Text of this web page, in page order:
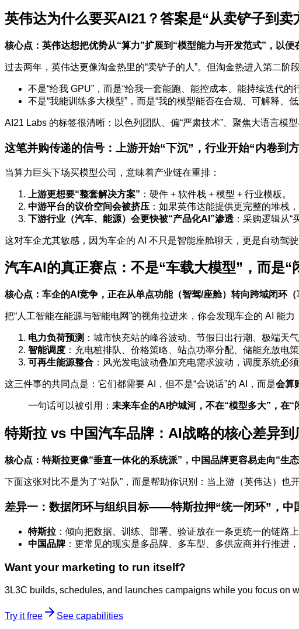
英伟达为什么要买AI21？答案是“从卖铲子到卖
核心点：英伟达想把优势从“算力”扩展到“模型能力与开发范式”，以便
过去两年，英伟达更像淘金热里的“卖铲子的人”。但淘金热进入第二阶
不是“给我 GPU”，而是“给我一套能跑、能控成本、能持续迭代的
不是“我能训练多大模型”，而是“我的模型能否在合规、可解释、
AI21 Labs 的标签很清晰：以色列团队、偏“严肃技术”、聚焦大语言模
这笔并购传递的信号：上游开始“下沉”，行业开始“内卷到
当算力巨头下场买模型公司，意味着产业链在重排：
上游更想要“整套解决方案” ：硬件 + 软件栈 + 模型 + 行业模板。
中游平台的议价空间会被挤压 ：如果英伟达能提供更完整的堆栈
下游行业（汽车、能源）会更快被“产品化AI”渗透 ：采购逻辑从“
这对车企尤其敏感，因为车企的 AI 不只是智能座舱聊天，更是自动驾
汽车AI的真正赛点：不是“车载大模型”，而是“
核心点：车企的AI竞争，正在从单点功能（智驾/座舱）转向跨域闭环
把“人工智能在能源与智能电网”的视角拉进来，你会发现车企的 AI 能力
电力负荷预测 ：城市快充站的峰谷波动、节假日出行潮、极端天
智能调度 ：充电桩排队、价格策略、站点功率分配、储能充放电策
可再生能源整合 ：风光发电波动叠加充电需求波动，调度系统必须
这三件事的共同点是：它们都需要 AI，但不是“会说话”的 AI，而是会算
一句话可以被引用： 未来车企的AI护城河，不在“模型多大”，在“
特斯拉 vs 中国汽车品牌：AI战略的核心差异到
核心点：特斯拉更像“垂直一体化的系统派”，中国品牌更容易走向“生
下面这张对比不是为了“站队”，而是帮助你识别：当上游（英伟达）也
差异一：数据闭环与组织目标——特斯拉押“统一闭环”，中
特斯拉 ：倾向把数据、训练、部署、验证放在一条更统一的链路
中国品牌 ：更常见的现实是多品牌、多车型、多供应商并行推进
Want your marketing to run itself?
3L3C builds, schedules, and launches campaigns while you focus on
Try it free
See capabilities